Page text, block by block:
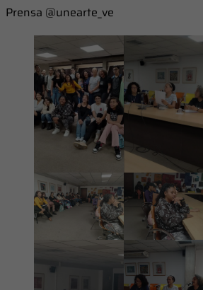
Prensa @unearte_ve